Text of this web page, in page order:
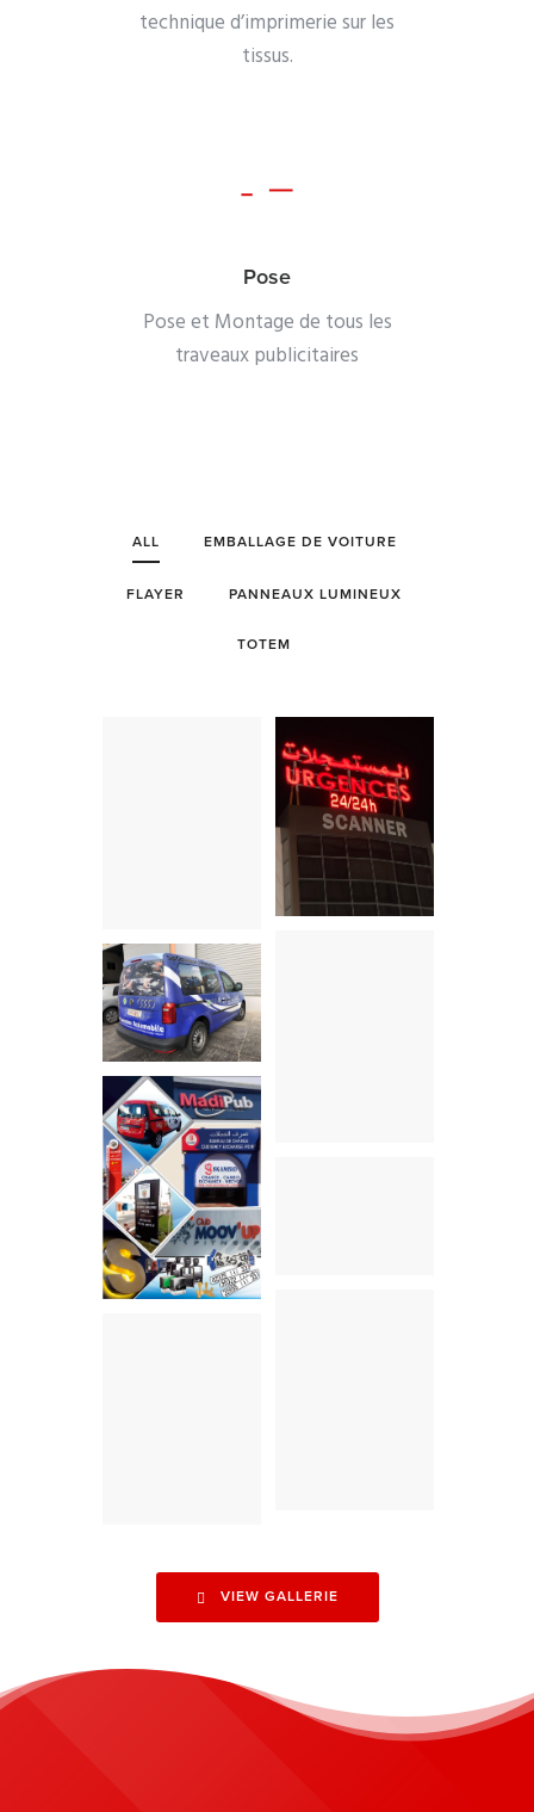
technique d’imprimerie sur les
tissus.
Pose
Pose et Montage de tous les
traveaux publicitaires
ALL EMBALLAGE DE VOITURE
FLAYER PANNEAUX LUMINEUX
TOTEM
PANNEAUX
LUMINEUX
EMBALLAGE DE
VOITURE
FLAYER
VIEW GALLERIE